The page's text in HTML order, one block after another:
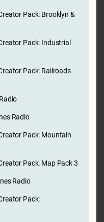
Pack: Brooklyn &
Pack: Industrial
Pack: Railroads
Radio
Pack: Mountain
Pack: Map Pack 3
Radio
Pack: